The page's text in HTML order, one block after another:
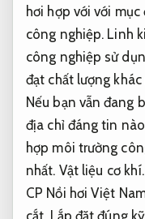
hơi hợp với với
công nghiệp. Linh
công nghiệp sử
đạt chất lượng khác
Nếu bạn vẫn đang
địa chỉ đáng tin
hợp môi trường
nhất. Vật liệu cơ khí.
CP Nồi hơi Việt